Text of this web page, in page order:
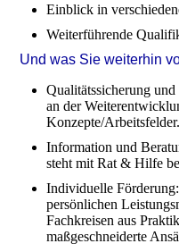
Einblick in
Weiterführende
Und was Sie weiterhin
Qualitätssicherung
an der
Konzepte/Arbeitsfelder.
Information und
steht mit Rat & Hilfe
Individuelle
persönlichen
Fachkreisen aus
maßgeschneiderte